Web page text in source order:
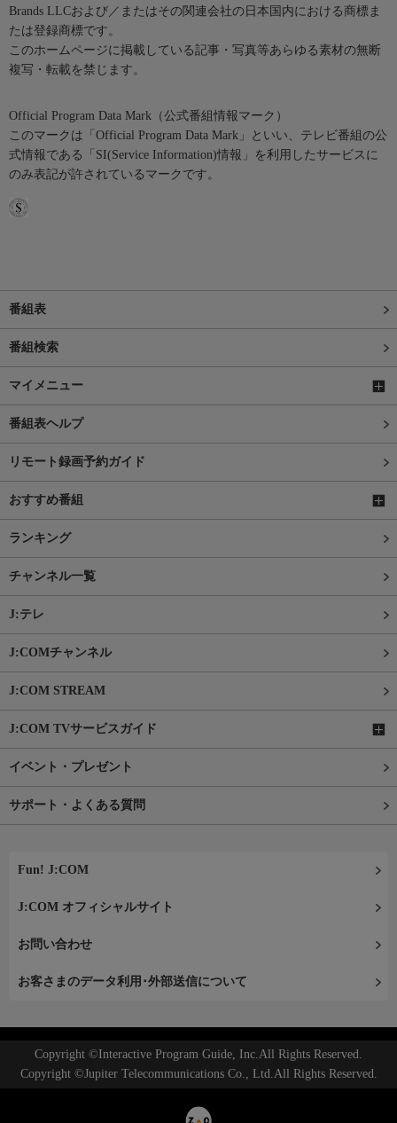
Brands LLCおよび／またはその関連会社の日本国内における商標ま
たは登録商標です。
このホームページに掲載している記事・写真等あらゆる素材の無断
複写・転載を禁じます。
Official Program Data Mark（公式番組情報マーク）
このマークは「Official Program Data Mark」といい、テレビ番組の公
式情報である「SI(Service Information)情報」を利用したサービスに
のみ表記が許されているマークです。
番組表
番組検索
マイメニュー
番組表ヘルプ
リモート録画予約ガイド
おすすめ番組
ランキング
チャンネル一覧
J:テレ
J:COMチャンネル
J:COM STREAM
J:COM TVサービスガイド
イベント・プレゼント
サポート・よくある質問
Fun! J:COM
J:COM オフィシャルサイト
お問い合わせ
お客さまのデータ利用･外部送信について
Copyright ©Interactive Program Guide, Inc.All Rights Reserved.
Copyright ©Jupiter Telecommunications Co., Ltd.All Rights Reserved.